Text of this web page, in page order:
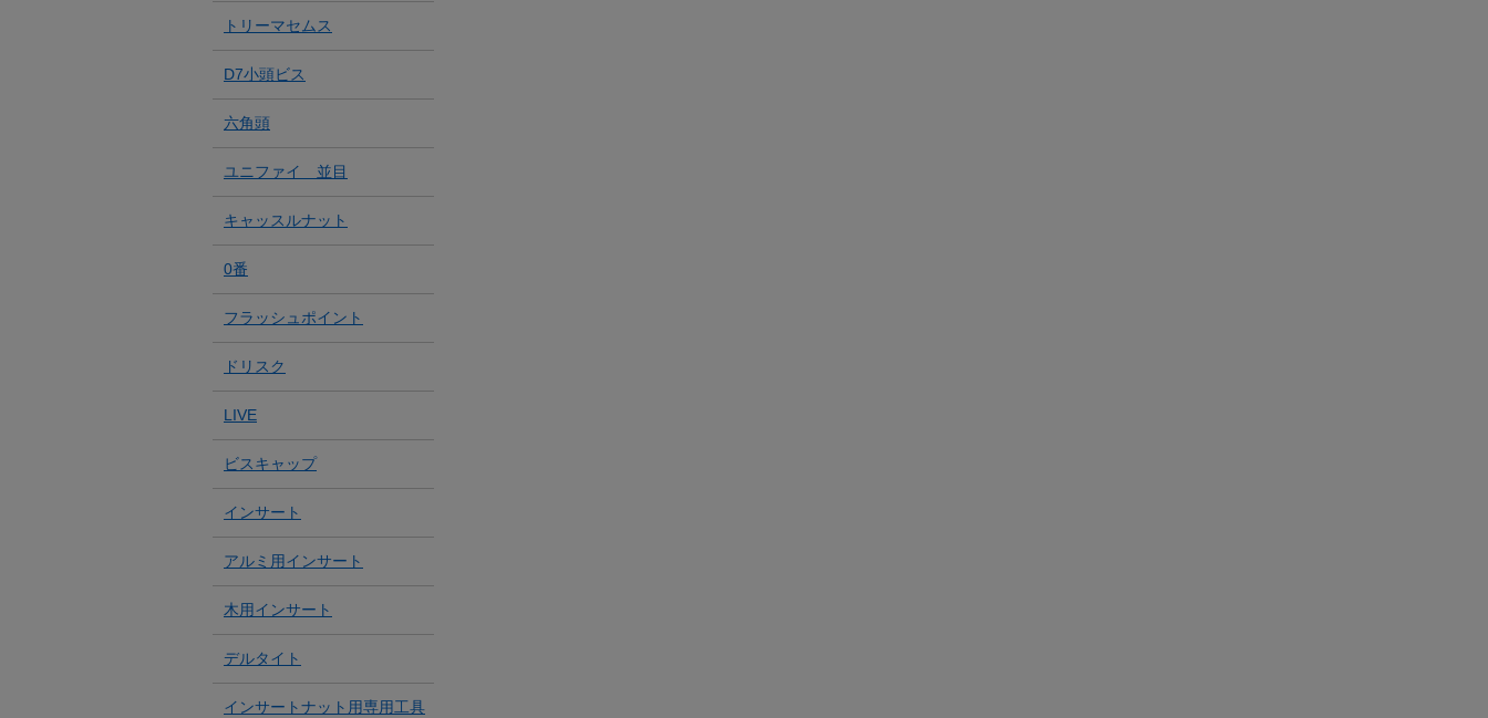
トリーマセムス
D7小頭ビス
六角頭
ユニファイ 並目
キャッスルナット
0番
フラッシュポイント
ドリスク
LIVE
ビスキャップ
インサート
アルミ用インサート
木用インサート
デルタイト
インサートナット用専用工具